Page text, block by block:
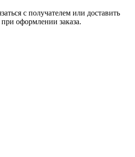
с получателем или доставить
оформлении заказа.